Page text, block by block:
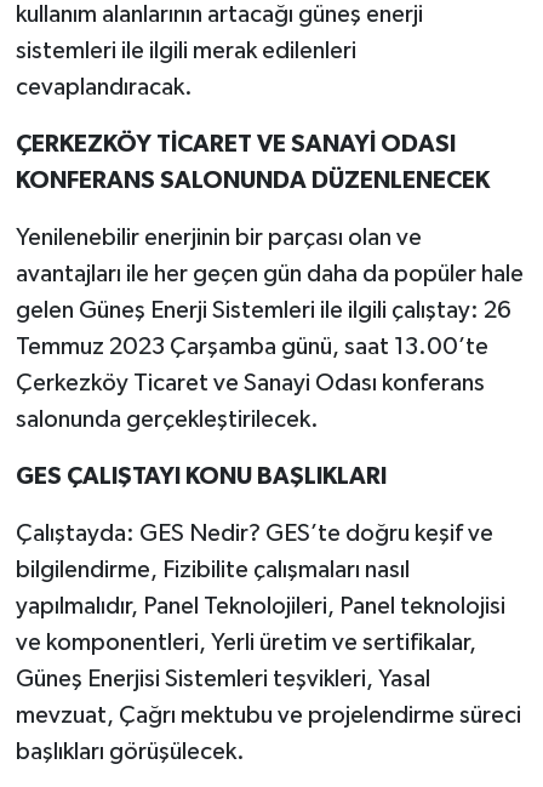
kullanım alanlarının artacağı güneş enerji
sistemleri ile ilgili merak edilenleri
cevaplandıracak.
ÇERKEZKÖY TİCARET VE SANAYİ ODASI
KONFERANS SALONUNDA DÜZENLENECEK
Yenilenebilir enerjinin bir parçası olan ve
avantajları ile her geçen gün daha da popüler hale
gelen Güneş Enerji Sistemleri ile ilgili çalıştay: 26
Temmuz 2023 Çarşamba günü, saat 13.00’te
Çerkezköy Ticaret ve Sanayi Odası konferans
salonunda gerçekleştirilecek.
GES ÇALIŞTAYI KONU BAŞLIKLARI
Çalıştayda: GES Nedir? GES’te doğru keşif ve
bilgilendirme, Fizibilite çalışmaları nasıl
yapılmalıdır, Panel Teknolojileri, Panel teknolojisi
ve komponentleri, Yerli üretim ve sertifikalar,
Güneş Enerjisi Sistemleri teşvikleri, Yasal
mevzuat, Çağrı mektubu ve projelendirme süreci
başlıkları görüşülecek.